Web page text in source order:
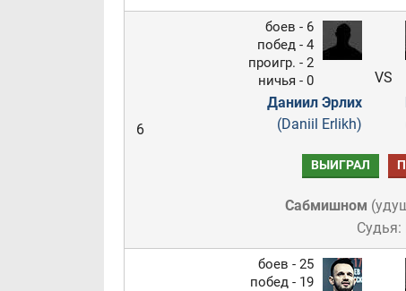
6
боев - 6
побед - 4
проигр. - 2
ничья - 0
Даниил Эрлих
(Daniil Erlikh)
VS
ВЫИГРАЛ
Сабмишном (
Судья:
боев - 25
побед - 19